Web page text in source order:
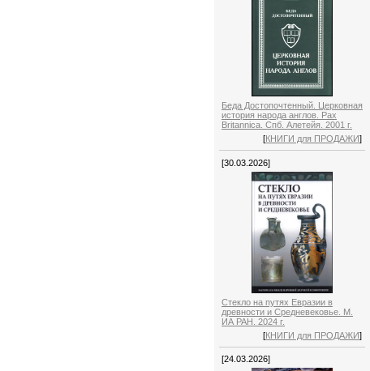
Беда Достопочтенный. Церковная
история народа англов. Pax
Britannica. Спб. Алетейя. 2001 г.
[КНИГИ для ПРОДАЖИ]
[30.03.2026]
Стекло на путях Евразии в
древности и Средневековье. М.
ИА РАН. 2024 г.
[КНИГИ для ПРОДАЖИ]
[24.03.2026]